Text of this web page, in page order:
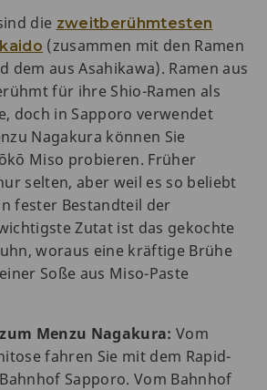
die zweitberühmtesten
(zusammen mit den Ramen
dem aus Asahikawa). Ramen aus
für ihre Shio-Ramen als
doch in Sapporo verwendet
Nagakura können Sie
Miso probieren. Früher
selten, aber weil es so beliebt
fester Bestandteil der
Zutat ist das gekochte
woraus eine kräftige Brühe
Soße aus Miso-Paste
Menzu Nagakura: Vom
fahren Sie mit dem Rapid-
Sapporo. Vom Bahnhof